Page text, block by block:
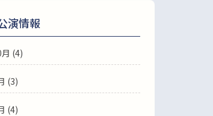
演情報
(4)
(3)
(4)